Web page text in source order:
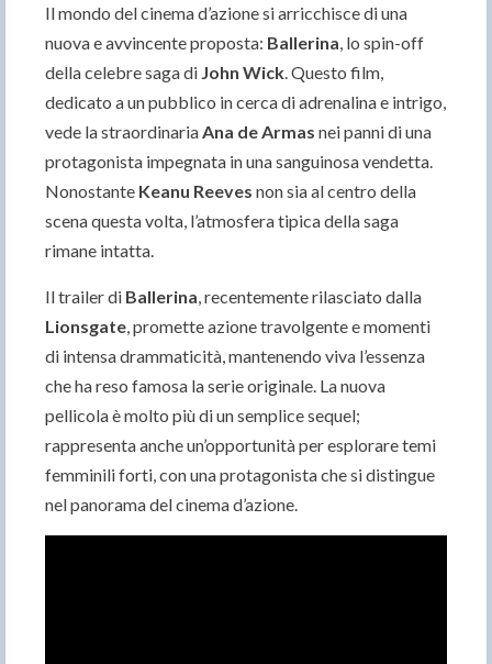
Il mondo del cinema d’azione si arricchisce di una
nuova e avvincente proposta: Ballerina, lo spin-off
della celebre saga di John Wick. Questo film,
dedicato a un pubblico in cerca di adrenalina e intrigo,
vede la straordinariaAna de Armas nei panni di una
protagonista impegnata in una sanguinosa vendetta.
Nonostante Keanu Reeves non sia al centro della
scena questa volta, l’atmosfera tipica della saga
rimane intatta.
Il trailer di Ballerina, recentemente rilasciato dalla
Lionsgate, promette azione travolgente e momenti
di intensa drammaticità, mantenendo viva l’essenza
che ha reso famosa la serie originale. La nuova
pellicola è molto più di un semplice sequel;
rappresenta anche un’opportunità per esplorare temi
femminili forti, con una protagonista che si distingue
nel panorama del cinema d’azione.